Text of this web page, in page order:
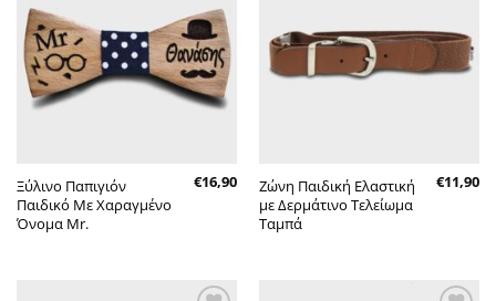
στην λίστα
επιθυμητών
Ξύλινο Παπιγιόν
Παιδικό Με Χαραγμένο
Όνομα Mr.
€16,90
επιθυμητών
Ζώνη Παιδική Ελαστική
με Δερμάτινο Τελείωμα
Ταμπά
€11,90